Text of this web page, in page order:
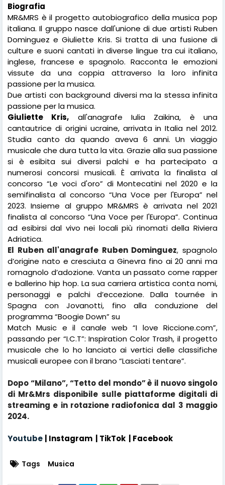
Biografia
MR&MRS è il progetto autobiografico della musica pop
italiana. Il gruppo nasce dall'unione di due artisti Ruben
Dominguez e Giuliette Kris. Si tratta di una fusione di
culture e suoni cantati in diverse lingue tra cui italiano,
inglese, francese e spagnolo. Racconta le emozioni
vissute da una coppia attraverso la loro infinita
passione per la musica.
Due artisti con background diversi ma la stessa infinita
passione per la musica.
Giuliette Kris, all'anagrafe Iulia Zaikina, è una
cantautrice di origini ucraine, arrivata in Italia nel 2012.
Studia canto da quando aveva 6 anni. Un viaggio
musicale che dura tutta la vita. Grazie alla sua passione
si è esibita sui diversi palchi e ha partecipato a
numerosi concorsi musicali. È arrivata la finalista al
concorso “Le voci d'oro” di Montecatini nel 2020 e la
semifinalista al concorso “Una Voce per l'Europa” nel
2023. Insieme al gruppo MR&MRS è arrivata nel 2021
finalista al concorso “Una Voce per l'Europa”. Continua
ad esibirsi dal vivo nei locali più rinomati della Riviera
Adriatica.
El Ruben all'anagrafe Ruben Dominguez,spagnolo
d’origine nato e cresciuta a Ginevra fino ai 20 anni ma
romagnolo d’adozione. Vanta un passato come rapper
e ballerino hip hop. La sua carriera artistica conta nomi,
personaggi e palchi d’eccezione. Dalla tournée in
Spagna con Jovanotti, fino alla conduzione del
programma “Boogie Down” su
Match Music e il canale web “I love Riccione.com”,
passando per “I.C.T”: Inspiration Color Trash, il progetto
musicale che lo ho lanciato ai vertici delle classifiche
musicali europee con il brano “Lasciati tentare”.
Dopo “Milano”, “Tetto del mondo” è il nuovo singolo
di Mr&Mrs disponibile sulle piattaforme digitali di
streaming e in rotazione radiofonica dal 3 maggio
2024.
Youtube | Instagram | TikTok | Facebook
Tags Musica